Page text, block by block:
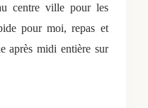
centre ville pour les
pour moi, repas et
après midi entière sur